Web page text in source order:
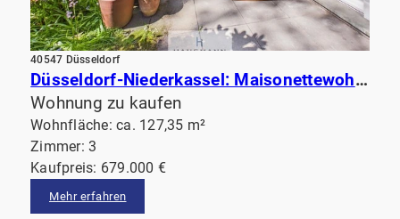
40547 Düsseldorf
Düsseldorf-Niederkassel: Maisonettewohnung mit Terrasse am Garten & Balkon. Fußläufig vom Rhein!
Wohnung zu kaufen
Wohnfläche: ca. 127,35 m²
Zimmer: 3
Kaufpreis: 679.000 €
Mehr erfahren